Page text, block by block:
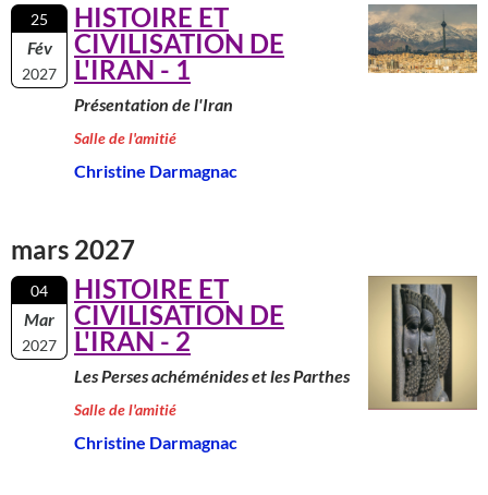
25
Fév
2027
HISTOIRE ET
CIVILISATION DE
L'IRAN - 1
Présentation de l'Iran
Salle de l'amitié
Christine Darmagnac
mars 2027
04
Mar
2027
HISTOIRE ET
CIVILISATION DE
L'IRAN - 2
Les Perses achéménides et les Parthes
Salle de l'amitié
Christine Darmagnac